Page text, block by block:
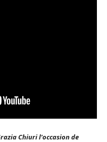
Chiuri l’occasion de